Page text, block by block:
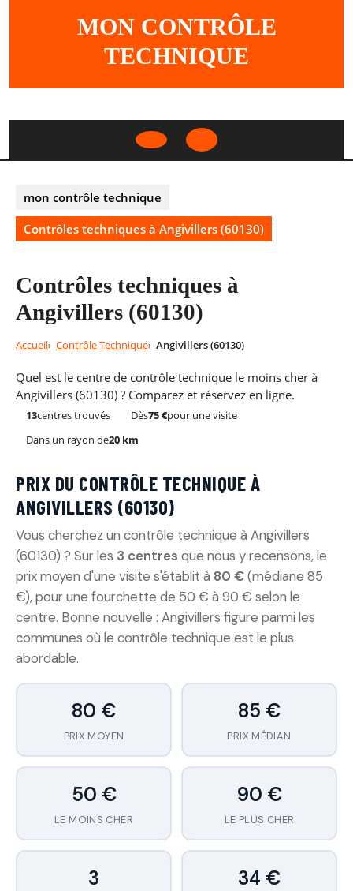
MON CONTRÔLE
TECHNIQUE
Open
mon contrôle technique
Contrôles techniques à Angivillers (60130)
Contrôles techniques à
Angivillers (60130)
Accueil Contrôle Technique Angivillers (60130)
Quel est le centre de contrôle technique le moins cher à
Angivillers (60130) ? Comparez et réservez en ligne.
13centres trouvés Dès75 €pour une visite
Dans un rayon de20 km
PRIX DU CONTRÔLE TECHNIQUE À
ANGIVILLERS (60130)
Vous cherchez un contrôle technique à Angivillers
(60130) ? Sur les 3 centres que nous y recensons, le
prix moyen d'une visite s'établit à 80 €(médiane 85
€), pour une fourchette de 50 € à 90 € selon le
centre. Bonne nouvelle : Angivillers figure parmi les
communes où le contrôle technique est le plus
abordable.
80 €
PRIX MOYEN
85 €
PRIX MÉDIAN
50 €
LE MOINS CHER
90 €
LE PLUS CHER
3 34 €